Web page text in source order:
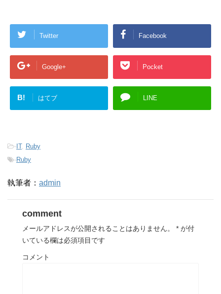
Twitter Facebook
Google+ Pocket
B! はてブ LINE
-IT, Ruby
-Ruby
執筆者： admin
comment
メールアドレスが公開されることはありません。 * が付
いている欄は必須項目です
コメント